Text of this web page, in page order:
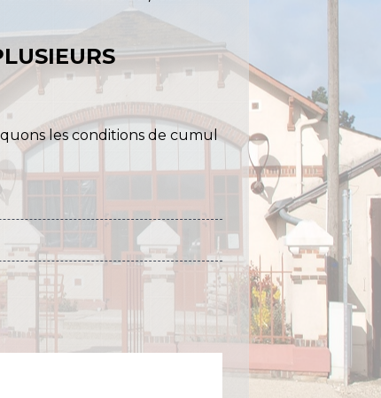
les conditions de cumul